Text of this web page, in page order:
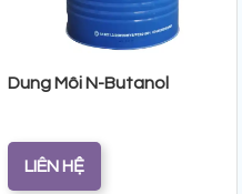
Dung Môi N-Butanol
LIÊN HỆ